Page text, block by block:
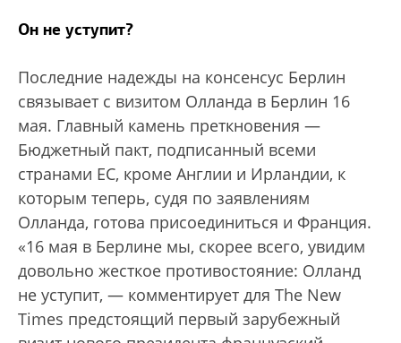
Он не уступит?
Последние надежды на консенсус Берлин
связывает с визитом Олланда в Берлин 16
мая. Главный камень преткновения —
Бюджетный пакт, подписанный всеми
странами ЕС, кроме Англии и Ирландии, к
которым теперь, судя по заявлениям
Олланда, готова присоединиться и Франция.
«16 мая в Берлине мы, скорее всего, увидим
довольно жесткое противостояние: Олланд
не уступит, — комментирует для The New
Times предстоящий первый зарубежный